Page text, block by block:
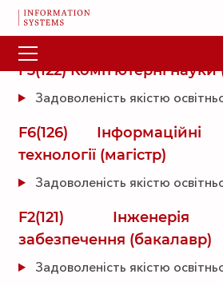
F3(122) Комп’ютерні науки
Задоволеність якістю
F6(126)
технології (магістр)
Задоволеність якістю
F2(121) Інженерія
забезпечення (бакалавр)
Задоволеність якістю